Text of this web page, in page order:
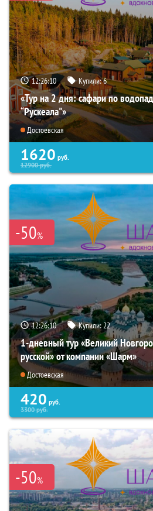
12:26:09 Купили:6
«Тур на 2 дня: сафари по
“Рускеала"»
Достоевская
1620 руб.
12900руб.
-50%
12:26:09 Купили:22
1-дневный тур «Великий
русской» от компании «Шарм»
Достоевская
420 руб.
3300руб.
-50%